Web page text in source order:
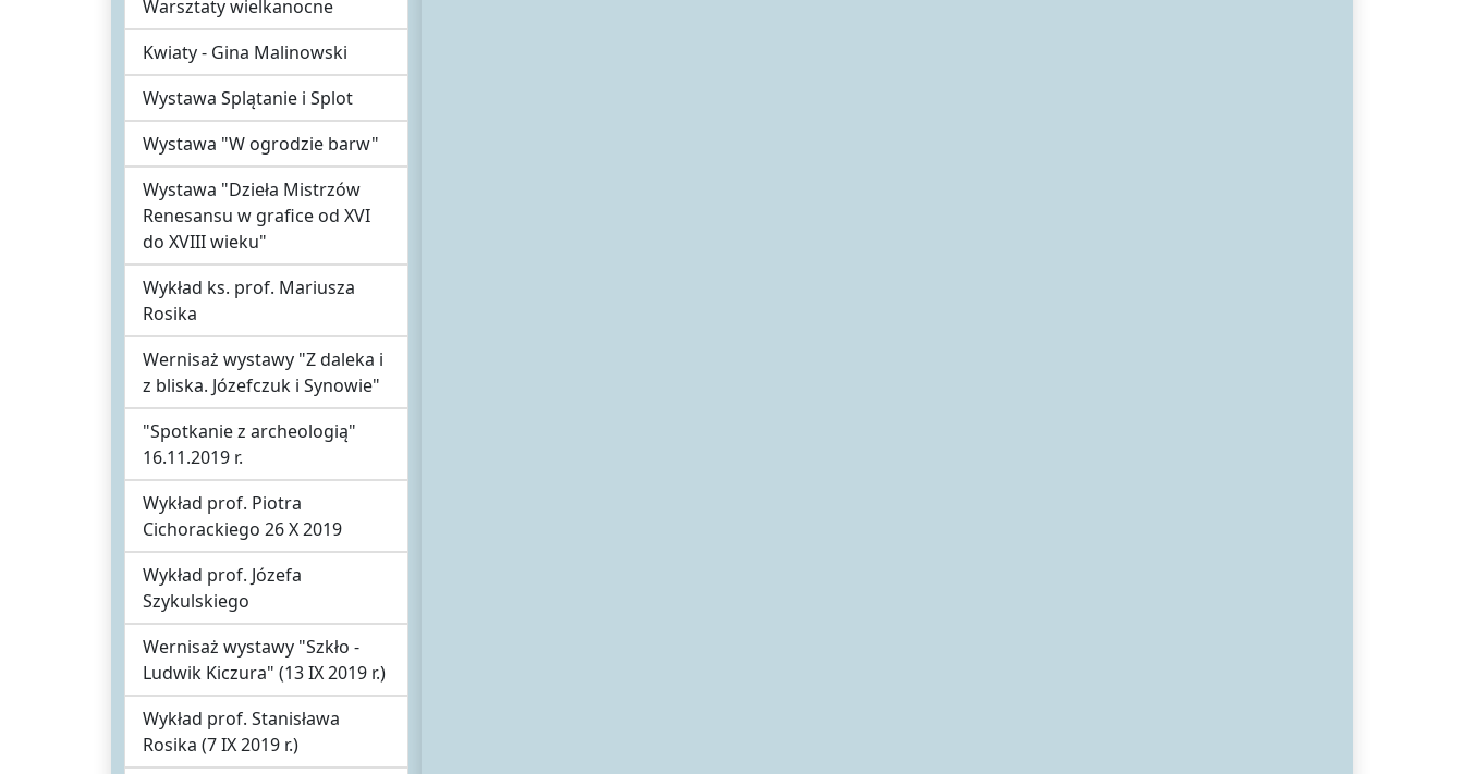
Warsztaty wielkanocne
Kwiaty - Gina Malinowski
Wystawa Splątanie i Splot
Wystawa "W ogrodzie barw"
Wystawa "Dzieła Mistrzów
Renesansu w grafice od XVI
do XVIII wieku"
Wykład ks. prof. Mariusza
Rosika
Wernisaż wystawy "Z daleka i
z bliska. Józefczuk i Synowie"
"Spotkanie z archeologią"
16.11.2019 r.
Wykład prof. Piotra
Cichorackiego 26 X 2019
Wykład prof. Józefa
Szykulskiego
Wernisaż wystawy "Szkło -
Ludwik Kiczura" (13 IX 2019 r.)
Wykład prof. Stanisława
Rosika (7 IX 2019 r.)